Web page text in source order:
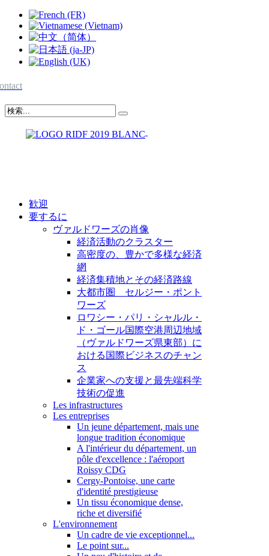
歓迎
要するに
ヴァルドワーズの肖像
経済活動のクラスター
高密度の、豊かで多様な経済
網
経済集積地とその経済路線
大都市圏 セルジー・ポント
ワーズ
ロワシー・パリ・シャルル・
ド・ゴール国際空港周辺地域
（ヴァルドワーズ県東部）に
おける国際ビジネスのチャン
ス
企業家への支援と最先端科学
技術の促進
Les infrastructures
Les entreprises
Un jeune département, mais une
longue tradition économique
A l'intérieur du département, un
pôle d'excellence : l'aéroport
Roissy CDG
Cergy-Pontoise, une carte
d'identité prestigieuse
Un tissu économique dense,
riche et diversifié
L'environnement
Un cadre de vie exceptionnel...
Le point sur...